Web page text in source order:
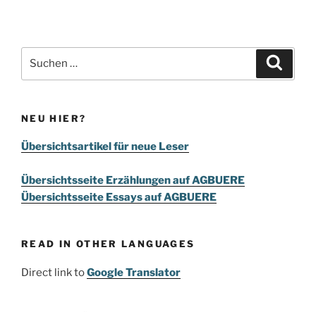
nach:
NEU HIER?
Übersichtsartikel für neue Leser
Übersichtsseite Erzählungen auf AGBUERE
Übersichtsseite Essays auf AGBUERE
READ IN OTHER LANGUAGES
Direct link toGoogle Translator